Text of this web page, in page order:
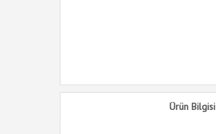
Ürün Bilgisi